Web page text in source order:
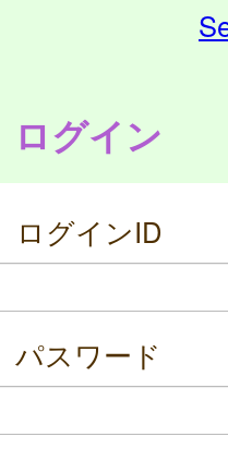
ログイン
ログインID
パスワード